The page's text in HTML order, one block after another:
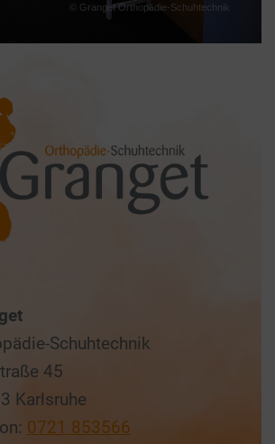
© Granget Orthopädie-Schuhtechnik
Schuhtechnik
45
Karlsruhe
0721 853566